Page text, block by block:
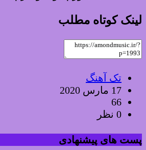
لینک کوتاه مطلب
تک آهنگ
17 مارس 2020
66
0 نظر
پست های پیشنهادی